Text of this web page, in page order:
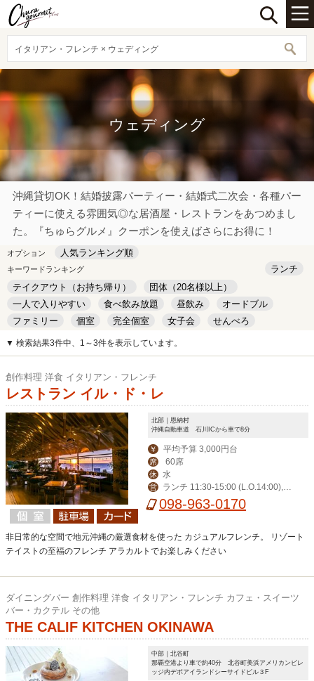
イタリアン・フレンチ × ウェディング
ウェディング
沖縄貸切OK！結婚披露パーティー・結婚式二次会・各種パー
ティーに使える雰囲気◎な居酒屋・レストランをあつめまし
た。『ちゅらグルメ』クーポンを使えばさらにお得に！
オプション 人気ランキング順
キーワードランキング
ランチ
テイクアウト（お持ち帰り）
団体（20名様以上）
一人で入りやすい
食べ飲み放題 昼飲み
オードブル
ファミリー
個室 完全個室 女子会
せんべろ
キッズルーム
安い デート
▼ 検索結果3件中、1～3件を表示しています。
創作料理 洋食 イタリアン・フレンチ
レストラン イル・ド・レ
北部｜恩納村
沖縄自動車道 石川ICから車で8分
￥ 平均予算 3,000円台
席 60席
休 水
営
ランチ 11:30-15:00 (L.O.14:00),デ
ィナー 17:30-23:00 (L.O.21:00)
098-963-0170
非日常的な空間で地元沖縄の厳選食材を使った カジュアルフレンチ。 リゾート
テイストの至福のフレンチ アラカルトでお楽しみください
ダイニングバー 創作料理 洋食 イタリアン・フレンチ カフェ・スイーツ
バー・カクテル その他
THE CALIF KITCHEN OKINAWA
中部｜北谷町
那覇空港より車で約40分 北谷町美浜アメリカンビレ
ッジ内デポアイランドシーサイドビル３F